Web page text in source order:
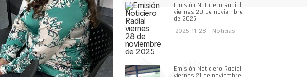
Emisión Noticiero Radial
viernes 28 de noviembre
de 2025
2025-11-28 Noticias
Emisión Noticiero Radial